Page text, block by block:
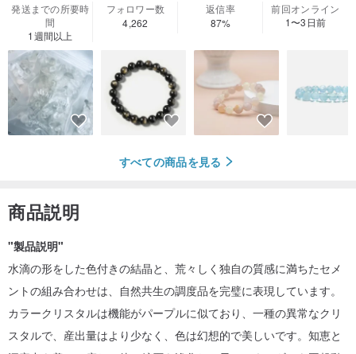
発送までの所要時
間
1週間以上
フォロワー数
4,262
返信率
87%
前回オンライン
1〜3日前
すべての商品を見る
商品説明
"製品説明"
水滴の形をした色付きの結晶と、荒々しく独自の質感に満ちたセメ
ントの組み合わせは、自然共生の調度品を完璧に表現しています。
カラークリスタルは機能がパープルに似ており、一種の異常なクリ
スタルで、産出量はより少なく、色は幻想的で美しいです。知恵と